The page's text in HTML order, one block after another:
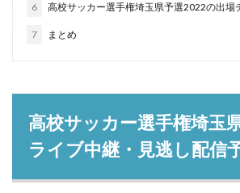
6 高校サッカー選手権埼玉県予選2022の出場
7 まとめ
高校サッカー選手権埼玉
ライブ中継・見逃し配信